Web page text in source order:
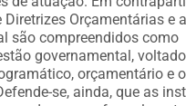
Diretrizes Orçamentárias e
são compreendidos como
governamental,
orçamentário e
se, ainda, que as